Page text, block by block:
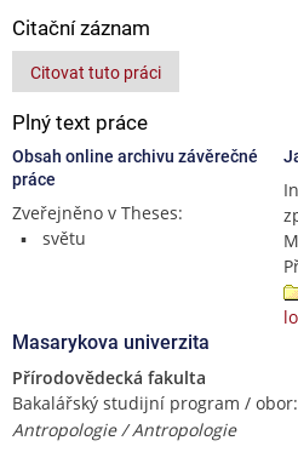
Citační záznam
Citovat tuto práci
Plný text práce
Obsah online archivu závěrečné
práce
Zveřejněno v Theses:
světu
Masarykova univerzita
Přírodovědecká fakulta
Bakalářský studijní program / obor:
Antropologie / Antropologie